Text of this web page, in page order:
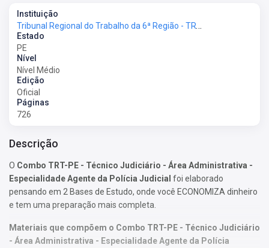
Instituição
Tribunal Regional do Trabalho da 6ª Região - TRT-PE
Estado
PE
Nível
Nível Médio
Edição
Oficial
Páginas
726
Descrição
O Combo TRT-PE - Técnico Judiciário - Área Administrativa -
Especialidade Agente da Polícia Judicial foi elaborado
pensando em 2 Bases de Estudo, onde você ECONOMIZA dinheiro
e tem uma preparação mais completa.
Materiais que compõem o Combo TRT-PE - Técnico Judiciário
- Área Administrativa - Especialidade Agente da Polícia